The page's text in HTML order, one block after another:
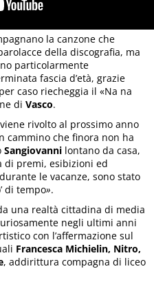
la canzone che
della discografia, ma
particolarmente
fascia d’età, grazie
caso riecheggia il «Na na
diVasco.
rivolto al prossimo anno
cammino che finora non ha
Sangiovanni lontano da casa,
di premi, esibizioni ed
le vacanze, sono stato
di tempo».
una realtà cittadina di media
negli ultimi anni
con l’affermazione sul
Francesca Michielin, Nitro,
, addirittura compagna di liceo